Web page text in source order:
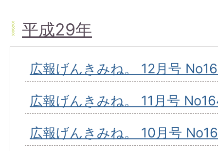
平成29年
広報げんきみね。 12月号
広報げんきみね。 11月号
広報げんきみね。 10月号